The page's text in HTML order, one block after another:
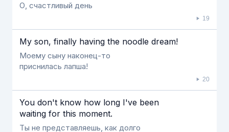
О, счастливый день
19
My son, finally having the noodle dream!
Моему сыну наконец-то
приснилась лапша!
20
You don't know how long I've been
waiting for this moment.
Ты не представляешь, как долго